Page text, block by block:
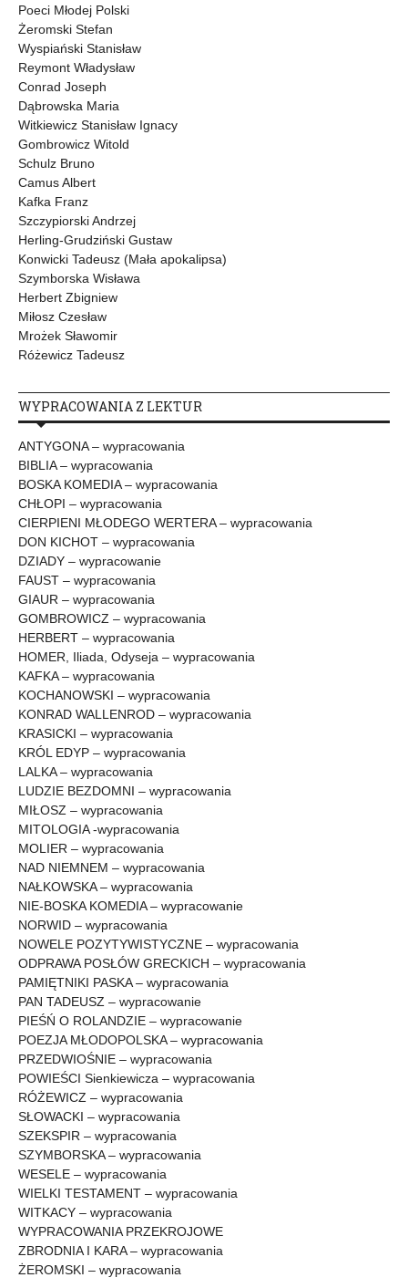
Poeci Młodej Polski
Żeromski Stefan
Wyspiański Stanisław
Reymont Władysław
Conrad Joseph
Dąbrowska Maria
Witkiewicz Stanisław Ignacy
Gombrowicz Witold
Schulz Bruno
Camus Albert
Kafka Franz
Szczypiorski Andrzej
Herling-Grudziński Gustaw
Konwicki Tadeusz (Mała apokalipsa)
Szymborska Wisława
Herbert Zbigniew
Miłosz Czesław
Mrożek Sławomir
Różewicz Tadeusz
WYPRACOWANIA Z LEKTUR
ANTYGONA – wypracowania
BIBLIA – wypracowania
BOSKA KOMEDIA – wypracowania
CHŁOPI – wypracowania
CIERPIENI MŁODEGO WERTERA – wypracowania
DON KICHOT – wypracowania
DZIADY – wypracowanie
FAUST – wypracowania
GIAUR – wypracowania
GOMBROWICZ – wypracowania
HERBERT – wypracowania
HOMER, Iliada, Odyseja – wypracowania
KAFKA – wypracowania
KOCHANOWSKI – wypracowania
KONRAD WALLENROD – wypracowania
KRASICKI – wypracowania
KRÓL EDYP – wypracowania
LALKA – wypracowania
LUDZIE BEZDOMNI – wypracowania
MIŁOSZ – wypracowania
MITOLOGIA -wypracowania
MOLIER – wypracowania
NAD NIEMNEM – wypracowania
NAŁKOWSKA – wypracowania
NIE-BOSKA KOMEDIA – wypracowanie
NORWID – wypracowania
NOWELE POZYTYWISTYCZNE – wypracowania
ODPRAWA POSŁÓW GRECKICH – wypracowania
PAMIĘTNIKI PASKA – wypracowania
PAN TADEUSZ – wypracowanie
PIEŚŃ O ROLANDZIE – wypracowanie
POEZJA MŁODOPOLSKA – wypracowania
PRZEDWIOŚNIE – wypracowania
POWIEŚCI Sienkiewicza – wypracowania
RÓŻEWICZ – wypracowania
SŁOWACKI – wypracowania
SZEKSPIR – wypracowania
SZYMBORSKA – wypracowania
WESELE – wypracowania
WIELKI TESTAMENT – wypracowania
WITKACY – wypracowania
WYPRACOWANIA PRZEKROJOWE
ZBRODNIA I KARA – wypracowania
ŻEROMSKI – wypracowania